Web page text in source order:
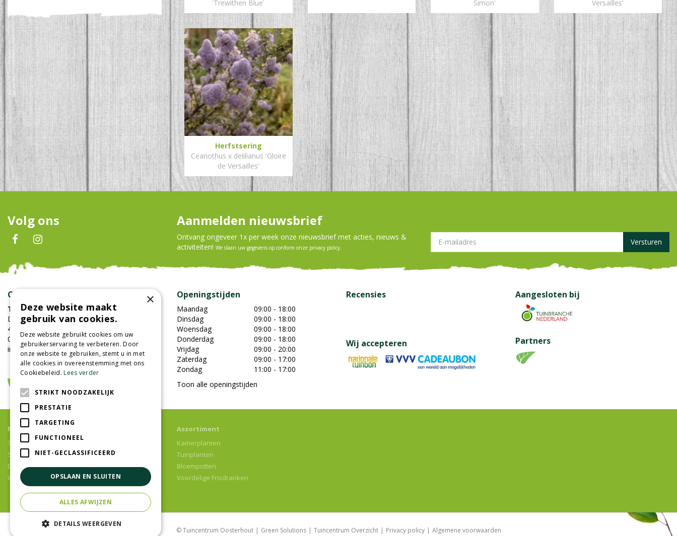
'Trewithen Blue'
Simon'
Versailles'
Herfstsering
Ceanothus x delilianus 'Gloire
de Versailles'
Aanmelden nieuwsbrief
Ontvang ongeveer 1x per week onze nieuwsbrief met acties, nieuws &
activiteiten! We slaan uw gegevens op conform onze privacy policy.
Volg ons
Contact
Tuincentrum Oosterhout
Damweg 7
4905BS Oosterhout
0162-451852
info@tuincentrumoosterhout.nl
Openingstijden
Maandag
09:00 - 18:00
Dinsdag
09:00 - 18:00
Woensdag
09:00 - 18:00
Donderdag
09:00 - 18:00
Vrijdag
09:00 - 20:00
Zaterdag
09:00 - 17:00
Zondag
11:00 - 17:00
Toon alle openingstijden
Recensies Aangesloten bij
Partners
Wij accepteren
Meer informatie
Tuincentrum
Speelparadijs
Bloemenwinkel
Woonwinkel
Assortiment
Kamerplanten
Tuinplanten
Bloempotten
Voordelige Frisdranken
© Tuincentrum Oosterhout Green Solutions Tuincentrum Overzicht Privacy policy Algemene voorwaarden
×
Deze website maakt
gebruik van cookies.
Deze website gebruikt cookies om uw
gebruikerservaring te verbeteren. Door
onze website te gebruiken, stemt u in met
alle cookies in overeenstemming met ons
Cookiebeleid.Lees verder
STRIKT NOODZAKELIJK
PRESTATIE
TARGETING
FUNCTIONEEL
NIET-GECLASSIFICEERD
OPSLAAN EN SLUITEN
ALLES AFWIJZEN
DETAILS WEERGEVEN